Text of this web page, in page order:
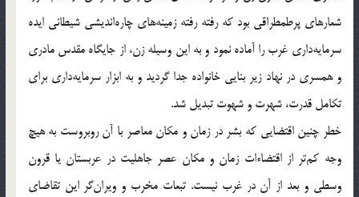
شعارهای پرطمطراقي بود که رفته رفته زمينه‌هاي چاره‌انديشي شيطاني ايده
سرمايه‌داري غرب را آماده نمود و به اين وسيله زن، از جايگاه مقدس مادري
و همسري در نهاد زير بنايي خانواده جدا گرديد و به ابزار سرمايه‌داري براي
تکامل قدرت، شهرت و شهوت تبديل شد.
خطر چنين اقتضايي که بشر در زمان و مکان معاصر با آن روبروست به هيچ
وجه کم‌تر از اقتضاءات زمان و مکان عصر جاهليت در عربستان يا قرون
وسطي و بعد از آن در غرب نيست. تبعات مخرب و ويران‌گر اين تقاضاي